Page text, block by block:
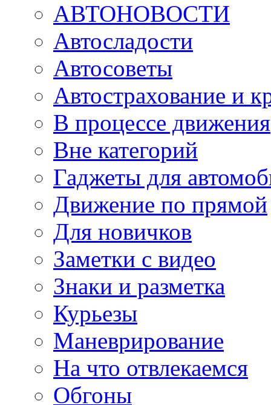
АВТОНОВОСТИ
Автосладости
Автосоветы
Автострахование и
В процессе движения
Вне категорий
Гаджеты для
Движение по прямой
Для новичков
Заметки с видео
Знаки и разметка
Курьезы
Маневрирование
На что отвлекаемся
Обгоны